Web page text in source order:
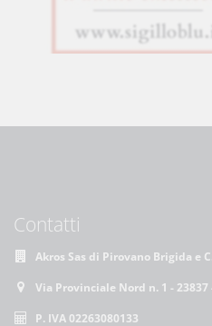
Contatti
Akros Sas di Pirovano Brigida e C.
Via Provinciale Nord n. 1 - 23837
P. IVA 02263080133